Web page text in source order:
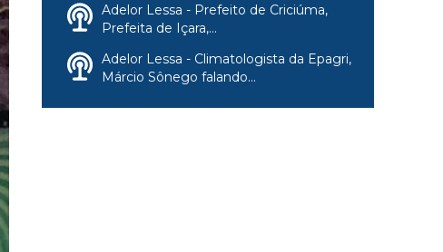
Adelor Lessa - Prefeito de Criciúma,
Prefeita de Içara,...
Adelor Lessa - Climatologista da Epagri,
Márcio Sônego falando...